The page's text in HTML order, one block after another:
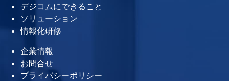
デジコムにできること
ソリューション
情報化研修
企業情報
お問合せ
プライバシーポリシー